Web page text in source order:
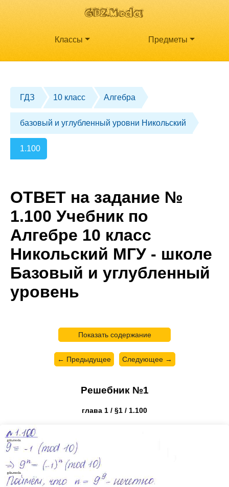
Классы Предметы
ГДЗ 10 класс Алгебра
базовый и углубленный уровни Никольский
1.100
ОТВЕТ на задание №
1.100 Учебник по
Алгебре 10 класс
Никольский МГУ - школе
Базовый и углубленный
уровень
Показать содержание
← Предыдущее Следующее →
Решебник №1
глава 1 / §1 / 1.100